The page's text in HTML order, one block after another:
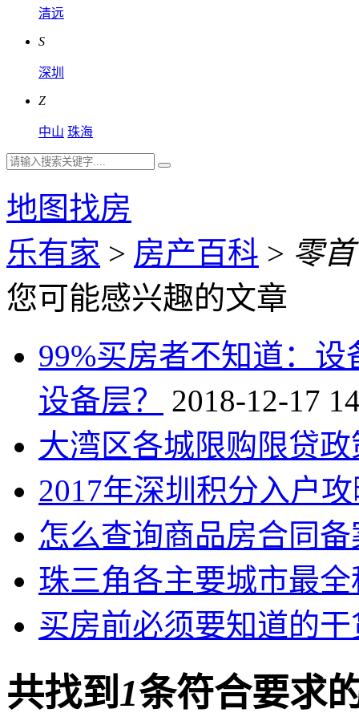
清远
S
深圳
Z
中山 珠海
地图找房
乐有家 > 房产百科 > 零
您可能感兴趣的文章
99%买房者不知道：
设备层？
2018-12-17
大湾区各城限购限贷
2017年深圳积分入户
怎么查询商品房合同备
珠三角各主要城市最
买房前必须要知道的干
共找到1条符合要求